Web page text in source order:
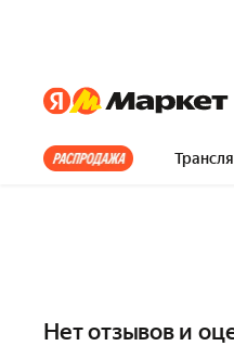
ЯндексЯндекс
Все хиты
Нет отзывов и